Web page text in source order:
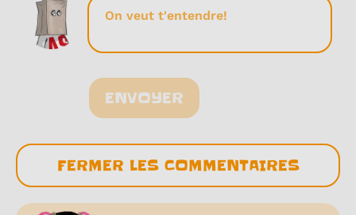
ENVOYER
FERMER LES COMMENTAIRES